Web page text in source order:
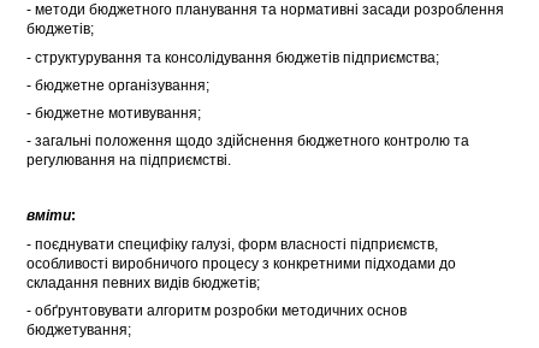
- методи бюджетного планування та нормативні засади розроблення
бюджетів;
- структурування та консолідування бюджетів підприємства;
- бюджетне організування;
- бюджетне мотивування;
- загальні положення щодо здійснення бюджетного контролю та
регулювання на підприємстві.
вміти:
- поєднувати специфіку галузі, форм власності підприємств,
особливості виробничого процесу з конкретними підходами до
складання певних видів бюджетів;
- обґрунтовувати алгоритм розробки методичних основ
бюджетування;